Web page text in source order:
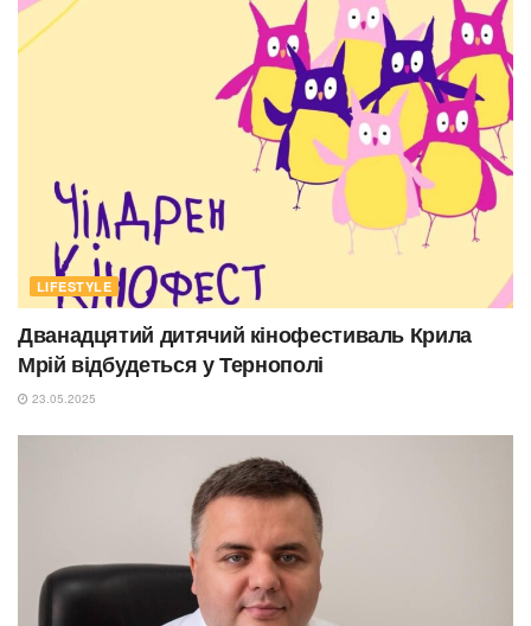
LIFESTYLE
Дванадцятий дитячий кінофестиваль Крила
Мрій відбудеться у Тернополі
23.05.2025